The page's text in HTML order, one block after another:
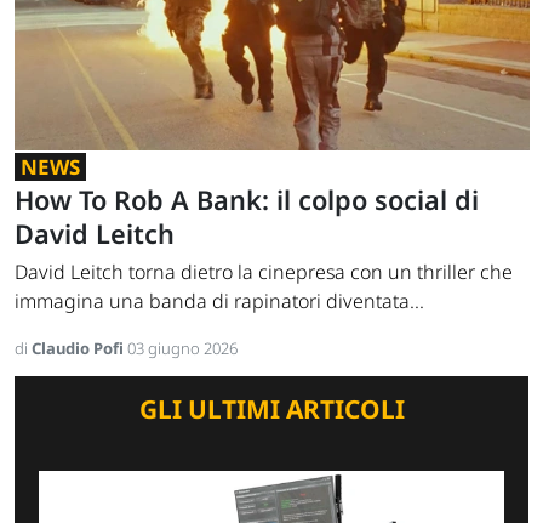
NEWS
How To Rob A Bank: il colpo social di
David Leitch
David Leitch torna dietro la cinepresa con un thriller che
immagina una banda di rapinatori diventata...
di Claudio Pofi 03 giugno 2026
GLI ULTIMI ARTICOLI